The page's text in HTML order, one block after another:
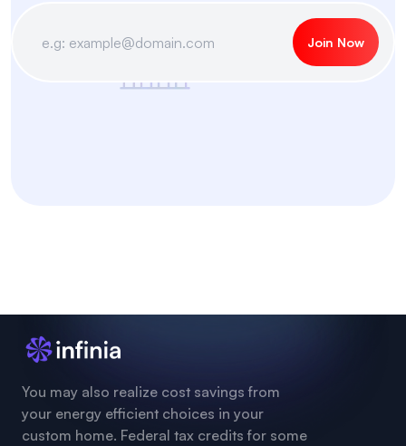
Join Now
You may also realize cost savings from
your energy efficient choices in your
custom home. Federal tax credits for some